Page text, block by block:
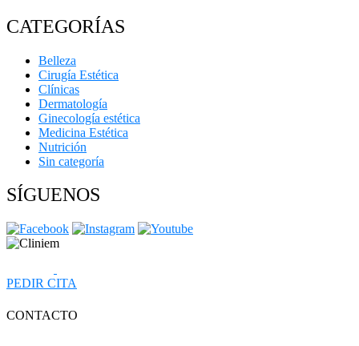
CATEGORÍAS
Belleza
Cirugía Estética
Clínicas
Dermatología
Ginecología estética
Medicina Estética
Nutrición
Sin categoría
SÍGUENOS
PEDIR CITA
CONTACTO